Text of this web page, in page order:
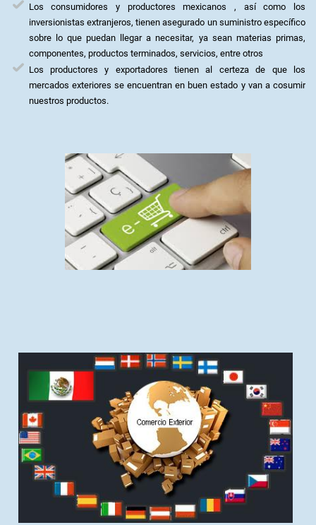
Los consumidores y productores mexicanos , así como los
inversionistas extranjeros, tienen asegurado un suministro específico
sobre lo que puedan llegar a necesitar, ya sean materias primas,
componentes, productos terminados, servicios, entre otros
Los productores y exportadores tienen al certeza de que los
mercados exteriores se encuentran en buen estado y van a cosumir
nuestros productos.